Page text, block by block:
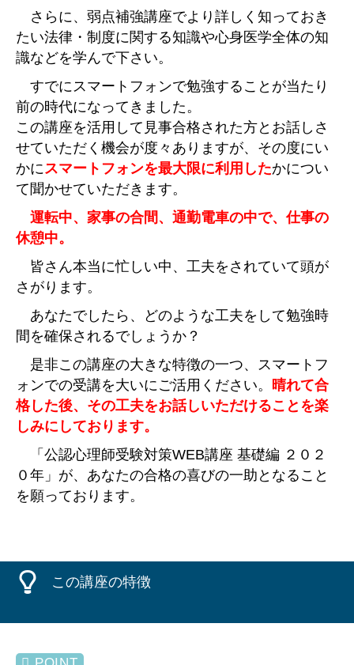
さらに、弱点補強講座でより詳しく知っておき
たい法律・制度に関する知識や心身医学全体の知
識などを学んで下さい。
すでにスマートフォンで勉強することが当たり
前の時代になってきました。
この講座を活用して見事合格された方とお話しさ
せていただく機会が度々ありますが、その度にい
かに スマートフォンを最大限に利用したかについ
て聞かせていただきます。
運転中、家事の合間、通勤電車の中で、仕事の
休憩中。
皆さん本当に忙しい中、工夫をされていて頭が
さがります。
あなたでしたら、どのような工夫をして勉強時
間を確保されるでしょうか？
是非この講座の大きな特徴の一つ、スマートフ
ォンでの受講を大いにご活用ください。
晴れて合
格した後、その工夫をお話しいただけることを楽
しみにしております。
「公認心理師受験対策WEB講座 基礎編 ２０２
０年」が、あなたの合格の喜びの一助となること
を願っております。
この講座の特徴